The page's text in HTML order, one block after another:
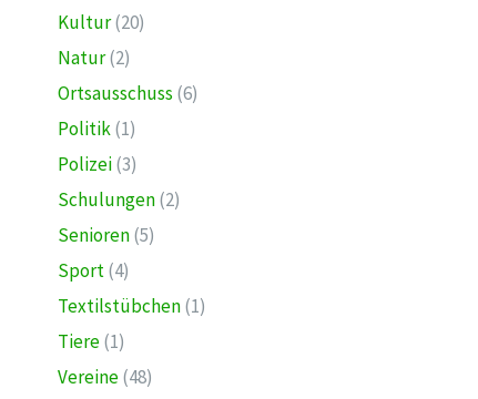
Kultur(20)
Natur(2)
Ortsausschuss (6)
Politik(1)
Polizei(3)
Schulungen(2)
Senioren(5)
Sport(4)
Textilstübchen(1)
Tiere(1)
Vereine(48)